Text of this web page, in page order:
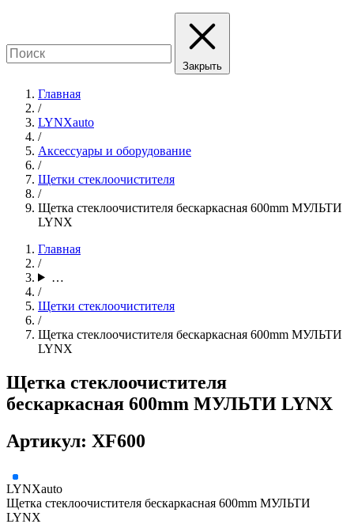
Закрыть
Главная
/
LYNXauto
/
Аксессуары и оборудование
/
Щетки стеклоочистителя
/
Щетка стеклоочистителя бескаркасная 600mm МУЛЬТИ
LYNX
Главная
/
…
/
Щетки стеклоочистителя
/
Щетка стеклоочистителя бескаркасная 600mm МУЛЬТИ
LYNX
Щетка стеклоочистителя
бескаркасная 600mm МУЛЬТИ LYNX
Артикул: XF600
LYNXauto
Щетка стеклоочистителя бескаркасная 600mm МУЛЬТИ
LYNX